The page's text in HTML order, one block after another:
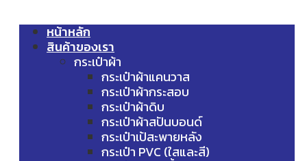
หน้าหลัก
สินค้าของเรา
กระเป๋าผ้า
กระเป๋าผ้าแคนวาส
กระเป๋าผ้ากระสอบ
กระเป๋าผ้าดิบ
กระเป๋าผ้าสปันบอนด์
กระเป๋าเป้สะพายหลัง
กระเป๋า PVC (ใสและสี)